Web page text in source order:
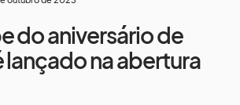
do aniversário de
lançado na abertura